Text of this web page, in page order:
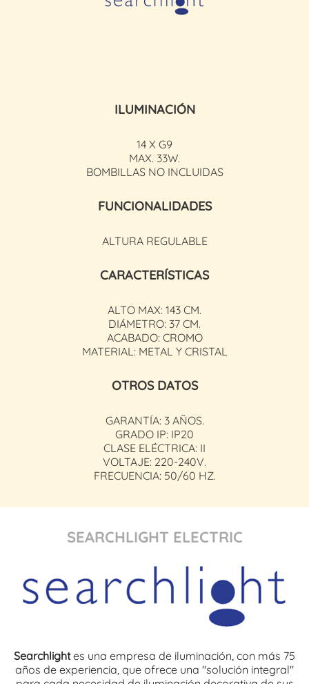
ILUMINACIÓN
14 X G9
MAX. 33W.
BOMBILLAS NO INCLUIDAS
FUNCIONALIDADES
ALTURA REGULABLE
CARACTERÍSTICAS
ALTO MAX: 143 CM.
DIÁMETRO: 37 CM.
ACABADO: CROMO
MATERIAL: METAL Y CRISTAL
OTROS DATOS
GARANTÍA: 3 AÑOS.
GRADO IP: IP20
CLASE ELÉCTRICA: II
VOLTAJE: 220-240V.
FRECUENCIA: 50/60 HZ.
SEARCHLIGHT ELECTRIC
Searchlightes una empresa de iluminación, con más 75
años de experiencia, que ofrece una "solución integral"